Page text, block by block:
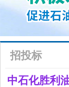
招投标
中石化胜利